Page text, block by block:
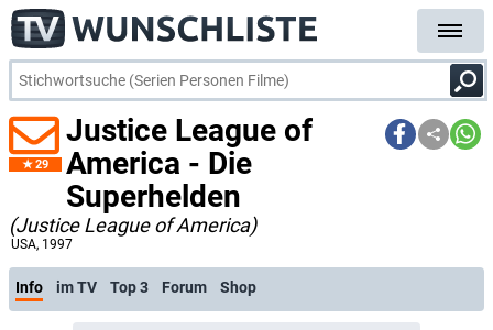
29
Justice League of
America - Die
Superhelden
(Justice League of America)
USA, 1997
Info im TV Top 3 Forum Shop